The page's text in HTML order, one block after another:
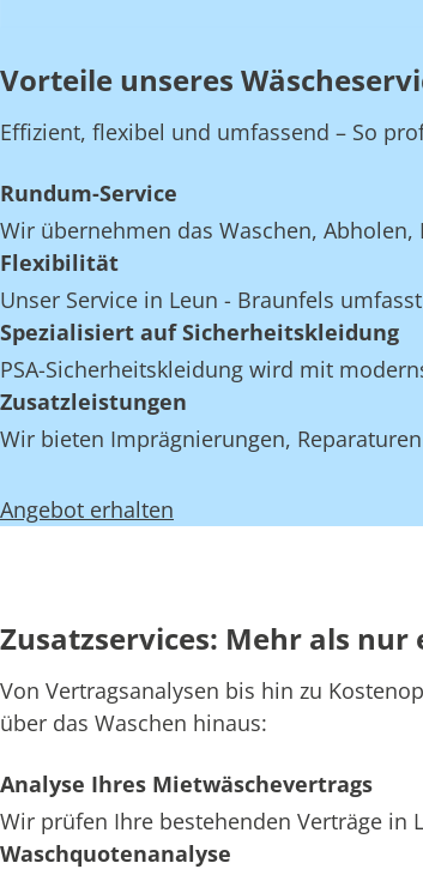
Vorteile unseres
Effizient, flexibel und umfassend – So
Rundum-Service
Wir übernehmen das Waschen,
Flexibilität
Unser Service in Leun - Braunfels
Spezialisiert auf Sicherheitskleidung
PSA-Sicherheitskleidung wird mit
Zusatzleistungen
Wir bieten Imprägnierungen,
Angebot erhalten
Zusatzservices: Mehr als nur
Von Vertragsanalysen bis hin zu
über das Waschen hinaus:
Analyse Ihres Mietwäschevertrags
Wir prüfen Ihre bestehenden Verträge in
Waschquotenanalyse